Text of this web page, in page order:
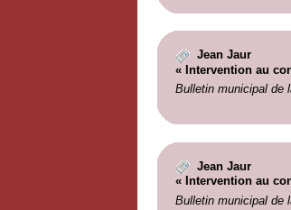
Jean Jaur
« Intervention au
Bulletin municipal de
Jean Jaur
« Intervention au
Bulletin municipal de